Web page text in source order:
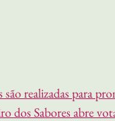
realizadas para
dos Sabores abre